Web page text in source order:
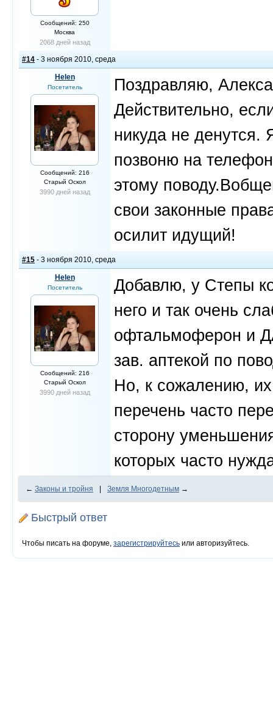
Сообщений: 250
Москва
2068 дней назад
#14 - 3 ноября 2010, среда
Helen
Посетитель
Сообщений: 216
Старый Оскол
3990 дней назад
Поздравляю,
Действительно,
никуда не денутся.
позвоню на
этому
свои законные
осилит идущий!
#15 - 3 ноября 2010, среда
Helen
Посетитель
Сообщений: 216
Старый Оскол
3990 дней назад
Добавлю, у Степы
него и так очень
офтальмоферон и
зав. аптекой по
Но, к сожалению, их
перечень часто
сторону
которых часто
← Законы и тройня Земля Многодетным →
Быстрый ответ
Чтобы писать на форуме, зарегистрируйтесь или авторизуйтесь.